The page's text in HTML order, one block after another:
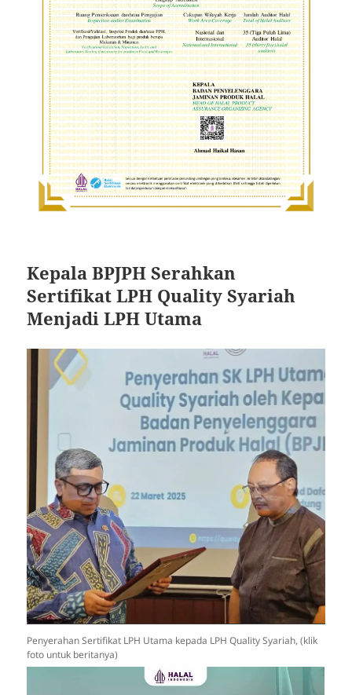
Kepala BPJPH Serahkan
Sertifikat LPH Quality Syariah
Menjadi LPH Utama
Penyerahan Sertifikat LPH Utama kepada LPH Quality Syariah, (klik
foto untuk beritanya)